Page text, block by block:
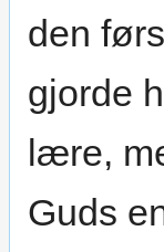
den
gjorde
lære,
Guds